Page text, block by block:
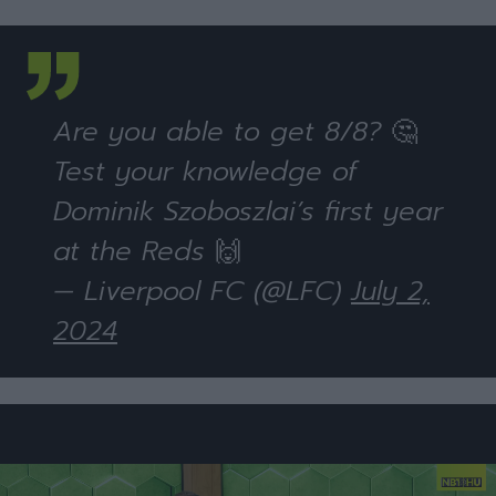
Are you able to get 8/8? 🤔
Test your knowledge of
Dominik Szoboszlai’s first year
at the Reds 🙌
— Liverpool FC (@LFC) July 2,
2024